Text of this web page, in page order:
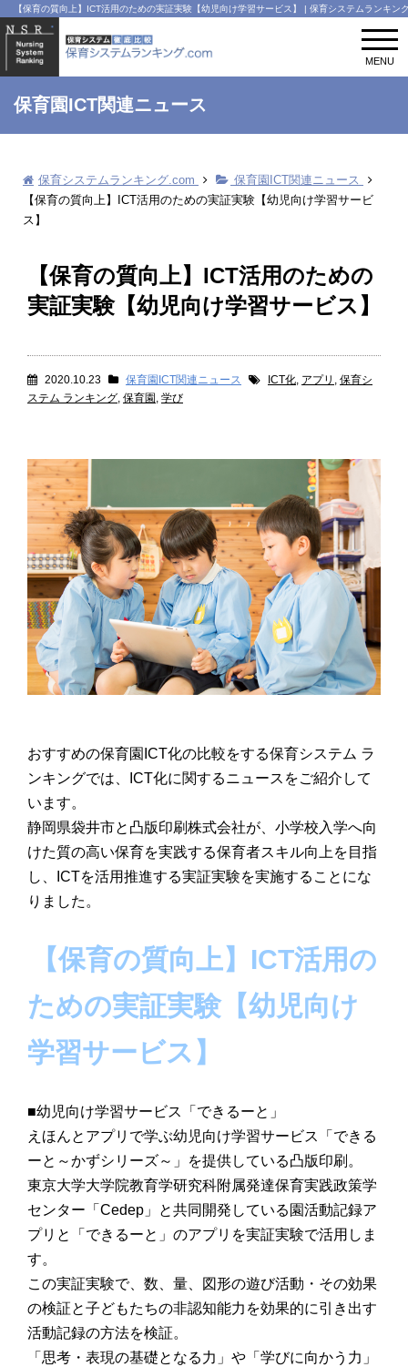
【保育の質向上】ICT活用のための実証実験【幼児向け学習サービス】 | 保育システムランキン
t
o
g
n
MENU
保育園ICT関連ニュース
保育システムランキング.com
保育園ICT関連ニュース
【保育の質向上】ICT活用のための実証実験【幼児向け学習サービ
ス】
【保育の質向上】ICT活用のための
実証実験【幼児向け学習サービス】
2020.10.23 保育園ICT関連ニュース ICT化, アプリ , 保育シ
ステム ランキング, 保育園 , 学び
おすすめの保育園ICT化の比較をする保育システム ラ
ンキングでは、ICT化に関するニュースをご紹介して
います。
静岡県袋井市と凸版印刷株式会社が、小学校入学へ向
けた質の高い保育を実践する保育者スキル向上を目指
し、ICTを活用推進する実証実験を実施することにな
りました。
【保育の質向上】ICT活用の
ための実証実験【幼児向け
学習サービス】
■幼児向け学習サービス「できるーと」
えほんとアプリで学ぶ幼児向け学習サービス「できる
ーと～かずシリーズ～」を提供している凸版印刷。
東京大学大学院教育学研究科附属発達保育実践政策学
センター「Cedep」と共同開発している園活動記録ア
プリと「できるーと」のアプリを実証実験で活用しま
す。
この実証実験で、数、量、図形の遊び活動・その効果
の検証と子どもたちの非認知能力を効果的に引き出す
活動記録の方法を検証。
「思考・表現の基礎となる力」や「学びに向かう力」